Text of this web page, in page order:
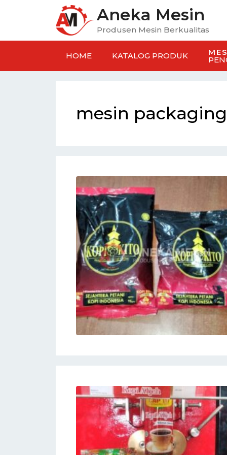
Aneka Mesin
Produsen Mesin Berkualitas
HOME KATALOG PRODUK
mesin